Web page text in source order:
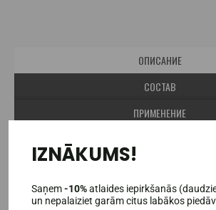
ОПИСАНИЕ
СОСТАВ
ПРИМЕНЕНИЕ
Sudėtyje nėra cukraus;
7 g BCAA*, 2,5g L – Glutamino, 1 g
IZNĀKUMS!
Saņem-10%atlaides iepirkšanās
un nepalaiziet garām citus labākos